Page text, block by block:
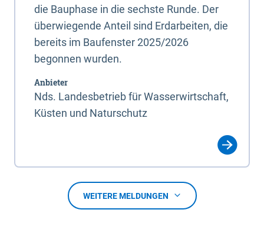
die Bauphase in die sechste Runde. Der
überwiegende Anteil sind Erdarbeiten, die
bereits im Baufenster 2025/2026
begonnen wurden.
Anbieter
Nds. Landesbetrieb für Wasserwirtschaft,
Küsten und Naturschutz
WEITERE MELDUNGEN